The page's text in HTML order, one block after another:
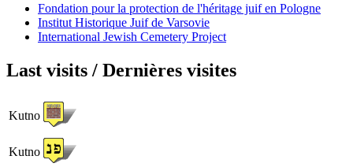
Fondation pour la protection de l'héritage juif en Pologne
Institut Historique Juif de Varsovie
International Jewish Cemetery Project
Last visits / Dernières visites
Kutno
Kutno